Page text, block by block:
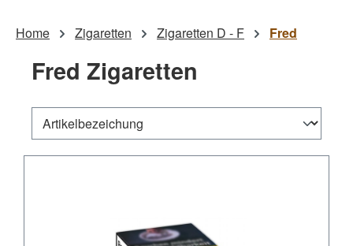
Home Zigaretten Zigaretten D - F Fred
Fred Zigaretten